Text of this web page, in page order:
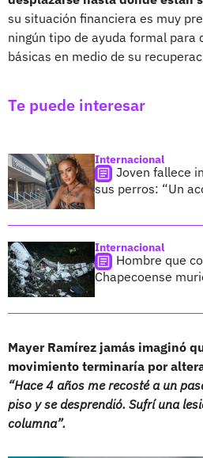
su situación financiera es muy
ningún tipo de ayuda formal para
básicas en medio de su
Te puede interesar
Internacional
Joven fallece
sus perros: “Un
Internacional
Hombre que
Chapecoense
Mayer Ramírez jamás imaginó
movimiento terminaría por
“Hace 4 años me recosté a un
piso y se desprendió. Sufrí una
columna”.